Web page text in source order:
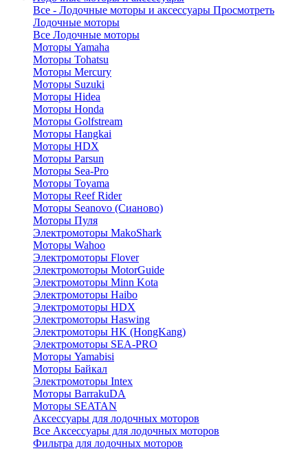
Все - Лодочные моторы и аксессуары Просмотреть
Лодочные моторы
Все Лодочные моторы
Моторы Yamaha
Моторы Tohatsu
Моторы Mercury
Моторы Suzuki
Моторы Hidea
Моторы Honda
Моторы Golfstream
Моторы Hangkai
Моторы HDX
Моторы Parsun
Моторы Sea-Pro
Моторы Toyama
Моторы Reef Rider
Моторы Seanovo (Сианово)
Моторы Пуля
Электромоторы MakoShark
Моторы Wahoo
Электромоторы Flover
Электромоторы MotorGuide
Электромоторы Minn Kota
Электромоторы Haibo
Электромоторы HDX
Электромоторы Haswing
Электромоторы HK (HongKang)
Электромоторы SEA-PRO
Моторы Yamabisi
Моторы Байкал
Электромоторы Intex
Моторы BarrakuDA
Моторы SEATAN
Аксессуары для лодочных моторов
Все Аксессуары для лодочных моторов
Фильтра для лодочных моторов